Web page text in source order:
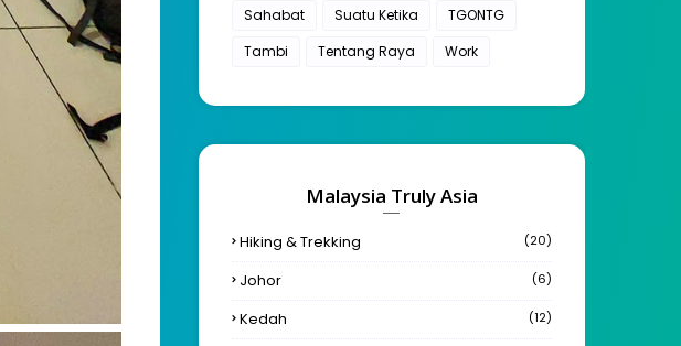
Sahabat
Suatu Ketika
TGONTG
Tambi
Tentang Raya Work
Malaysia Truly Asia
Hiking & Trekking (20)
Johor (6)
Kedah (12)